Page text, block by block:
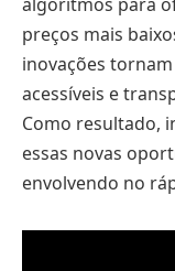
preços mais
inovações
acessíveis e
Como resultado,
essas novas
envolvendo no